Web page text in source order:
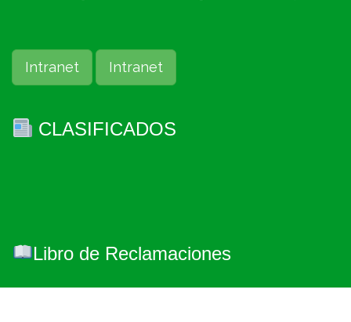
Intranet Intranet
CLASIFICADOS
Libro de Reclamaciones